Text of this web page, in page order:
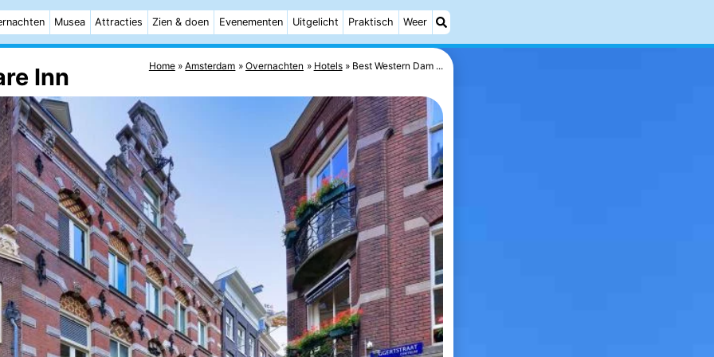
Musea Attracties Zien & doen Evenementen Uitgelicht Praktisch Weer
Home Amsterdam Overnachten Hotels Best Western Dam ...
Inn